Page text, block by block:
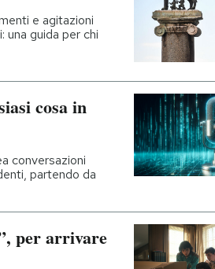
e agitazioni
una guida per chi
cosa in
conversazioni
partendo da
per arrivare